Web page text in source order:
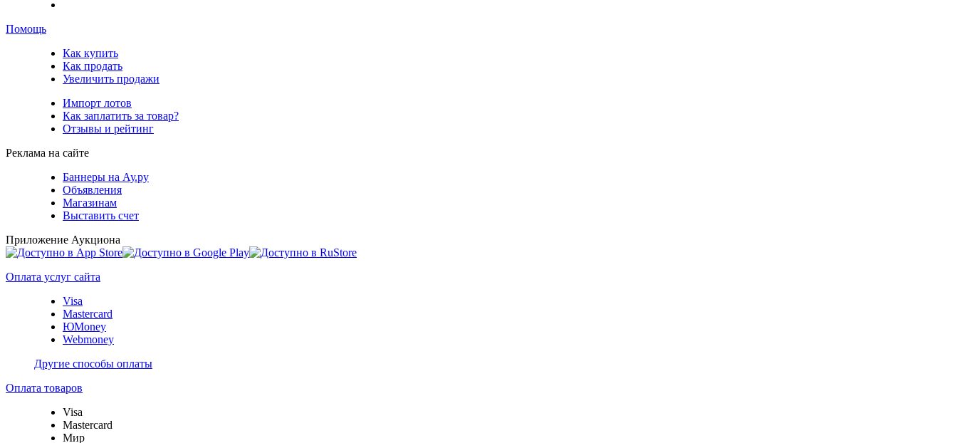
Помощь
Как купить
Как продать
Увеличить продажи
Импорт лотов
Как заплатить за товар?
Отзывы и рейтинг
Реклама на сайте
Баннеры на Ау.ру
Объявления
Магазинам
Выставить счет
Приложение Аукциона
Оплата услуг сайта
Visa
Mastercard
ЮMoney
Webmoney
Другие способы оплаты
Оплата товаров
Visa
Mastercard
Мир